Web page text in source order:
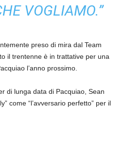
VOGLIAMO.”
preso di mira dal Team
il trentenne è in trattative per una
l’anno prossimo.
di lunga data di Pacquiao, Sean
come “l’avversario perfetto” per il